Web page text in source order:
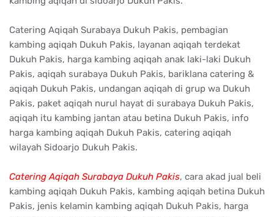
Catering Aqiqah Surabaya Dukuh Pakis, pembagian
kambing aqiqah Dukuh Pakis, layanan aqiqah terdekat
Dukuh Pakis, harga kambing aqiqah anak laki-laki Dukuh
Pakis, aqiqah surabaya Dukuh Pakis, bariklana catering &
aqiqah Dukuh Pakis, undangan aqiqah di grup wa Dukuh
Pakis, paket aqiqah nurul hayat di surabaya Dukuh Pakis,
aqiqah itu kambing jantan atau betina Dukuh Pakis, info
harga kambing aqiqah Dukuh Pakis, catering aqiqah
wilayah Sidoarjo Dukuh Pakis.
Catering Aqiqah Surabaya Dukuh Pakis, cara akad jual beli
kambing aqiqah Dukuh Pakis, kambing aqiqah betina Dukuh
Pakis, jenis kelamin kambing aqiqah Dukuh Pakis, harga